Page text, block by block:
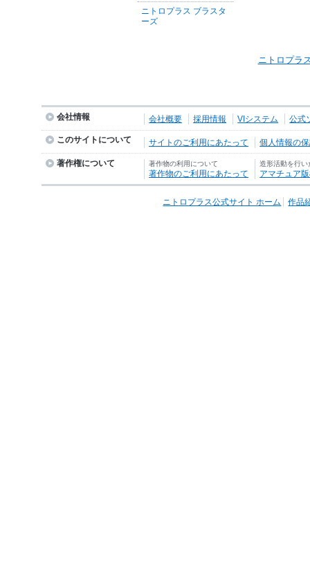
ニトロプラス ブラスタ
ーズ
ニトロプラ
会社情報 会社概要 採用情報 VIシステム 公式
このサイトについて サイトのご利用にあたって 個人情報の
著作権について 著作物の利用について
著作物のご利用にあたって
造形活動を行い
アマチュア
ニトロプラス公式サイト ホーム 作品